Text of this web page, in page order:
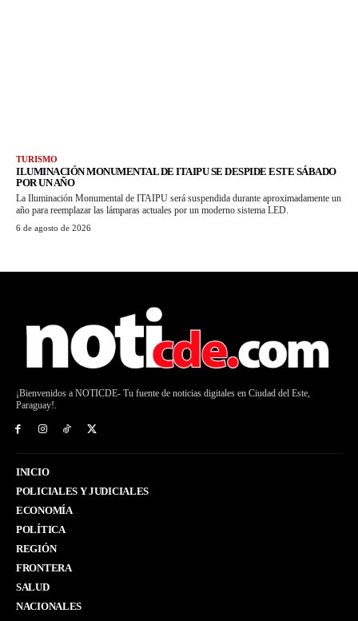
TURISMO
ILUMINACIÓN MONUMENTAL DE ITAIPU SE DESPIDE ESTE SÁBADO
POR UN AÑO
La Iluminación Monumental de ITAIPU será suspendida durante aproximadamente un
año para reemplazar las lámparas actuales por un moderno sistema LED.
6 de agosto de 2026
¡Bienvenidos a NOTICDE- Tu fuente de noticias digitales en Ciudad del Este,
Paraguay!.
INICIO
POLICIALES Y JUDICIALES
ECONOMÍA
POLÍTICA
REGIÓN
FRONTERA
SALUD
NACIONALES